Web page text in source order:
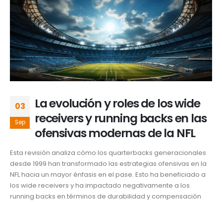
03
Sep
La evolución y roles de los wide
receivers y running backs en las
ofensivas modernas de la NFL
Esta revisión analiza cómo los quarterbacks generacionales
desde 1999 han transformado las estrategias ofensivas en la
NFL hacia un mayor énfasis en el pase. Esto ha beneficiado a
los wide receivers y ha impactado negativamente a los
running backs en términos de durabilidad y compensación